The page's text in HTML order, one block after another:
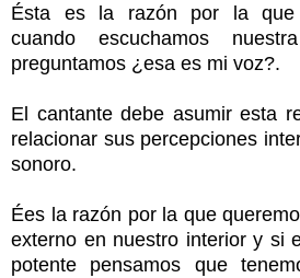
Ésta es la razón por la que
cuando escuchamos
preguntamos ¿esa es mi voz?.
El cantante debe asumir esta
relacionar sus percepciones
sonoro.
Ées la razón por la que
externo en nuestro interior y si
potente pensamos que